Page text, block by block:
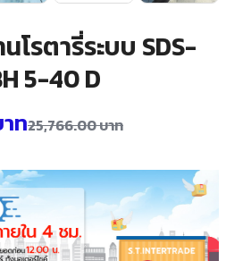
โรตารี่ระบบ SDS-
5-40 D
25,766.00บาท
ท